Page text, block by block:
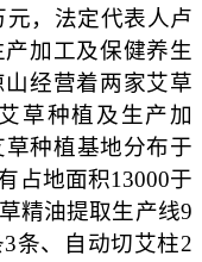
元，法定代表人卢
加工及保健养生
经营着两家艾草
草种植及生产加
种植基地分布于
占地面积13000于
精油提取生产线9
条、自动切艾柱2